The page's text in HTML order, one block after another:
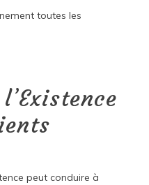
toutes les
peut conduire à